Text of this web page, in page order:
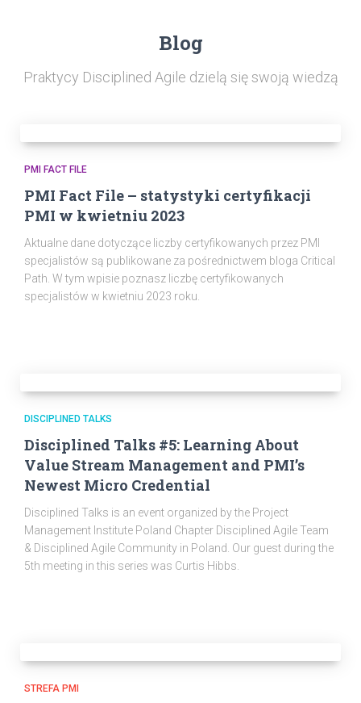
Blog
Praktycy Disciplined Agile dzielą się swoją wiedzą
PMI FACT FILE
PMI Fact File – statystyki certyfikacji
PMI w kwietniu 2023
Aktualne dane dotyczące liczby certyfikowanych przez PMI
specjalistów są publikowane za pośrednictwem bloga Critical
Path. W tym wpisie poznasz liczbę certyfikowanych
specjalistów w kwietniu 2023 roku.
DISCIPLINED TALKS
Disciplined Talks #5: Learning About
Value Stream Management and PMI’s
Newest Micro Credential
Disciplined Talks is an event organized by the Project
Management Institute Poland Chapter Disciplined Agile Team
& Disciplined Agile Community in Poland. Our guest during the
5th meeting in this series was Curtis Hibbs.
STREFA PMI